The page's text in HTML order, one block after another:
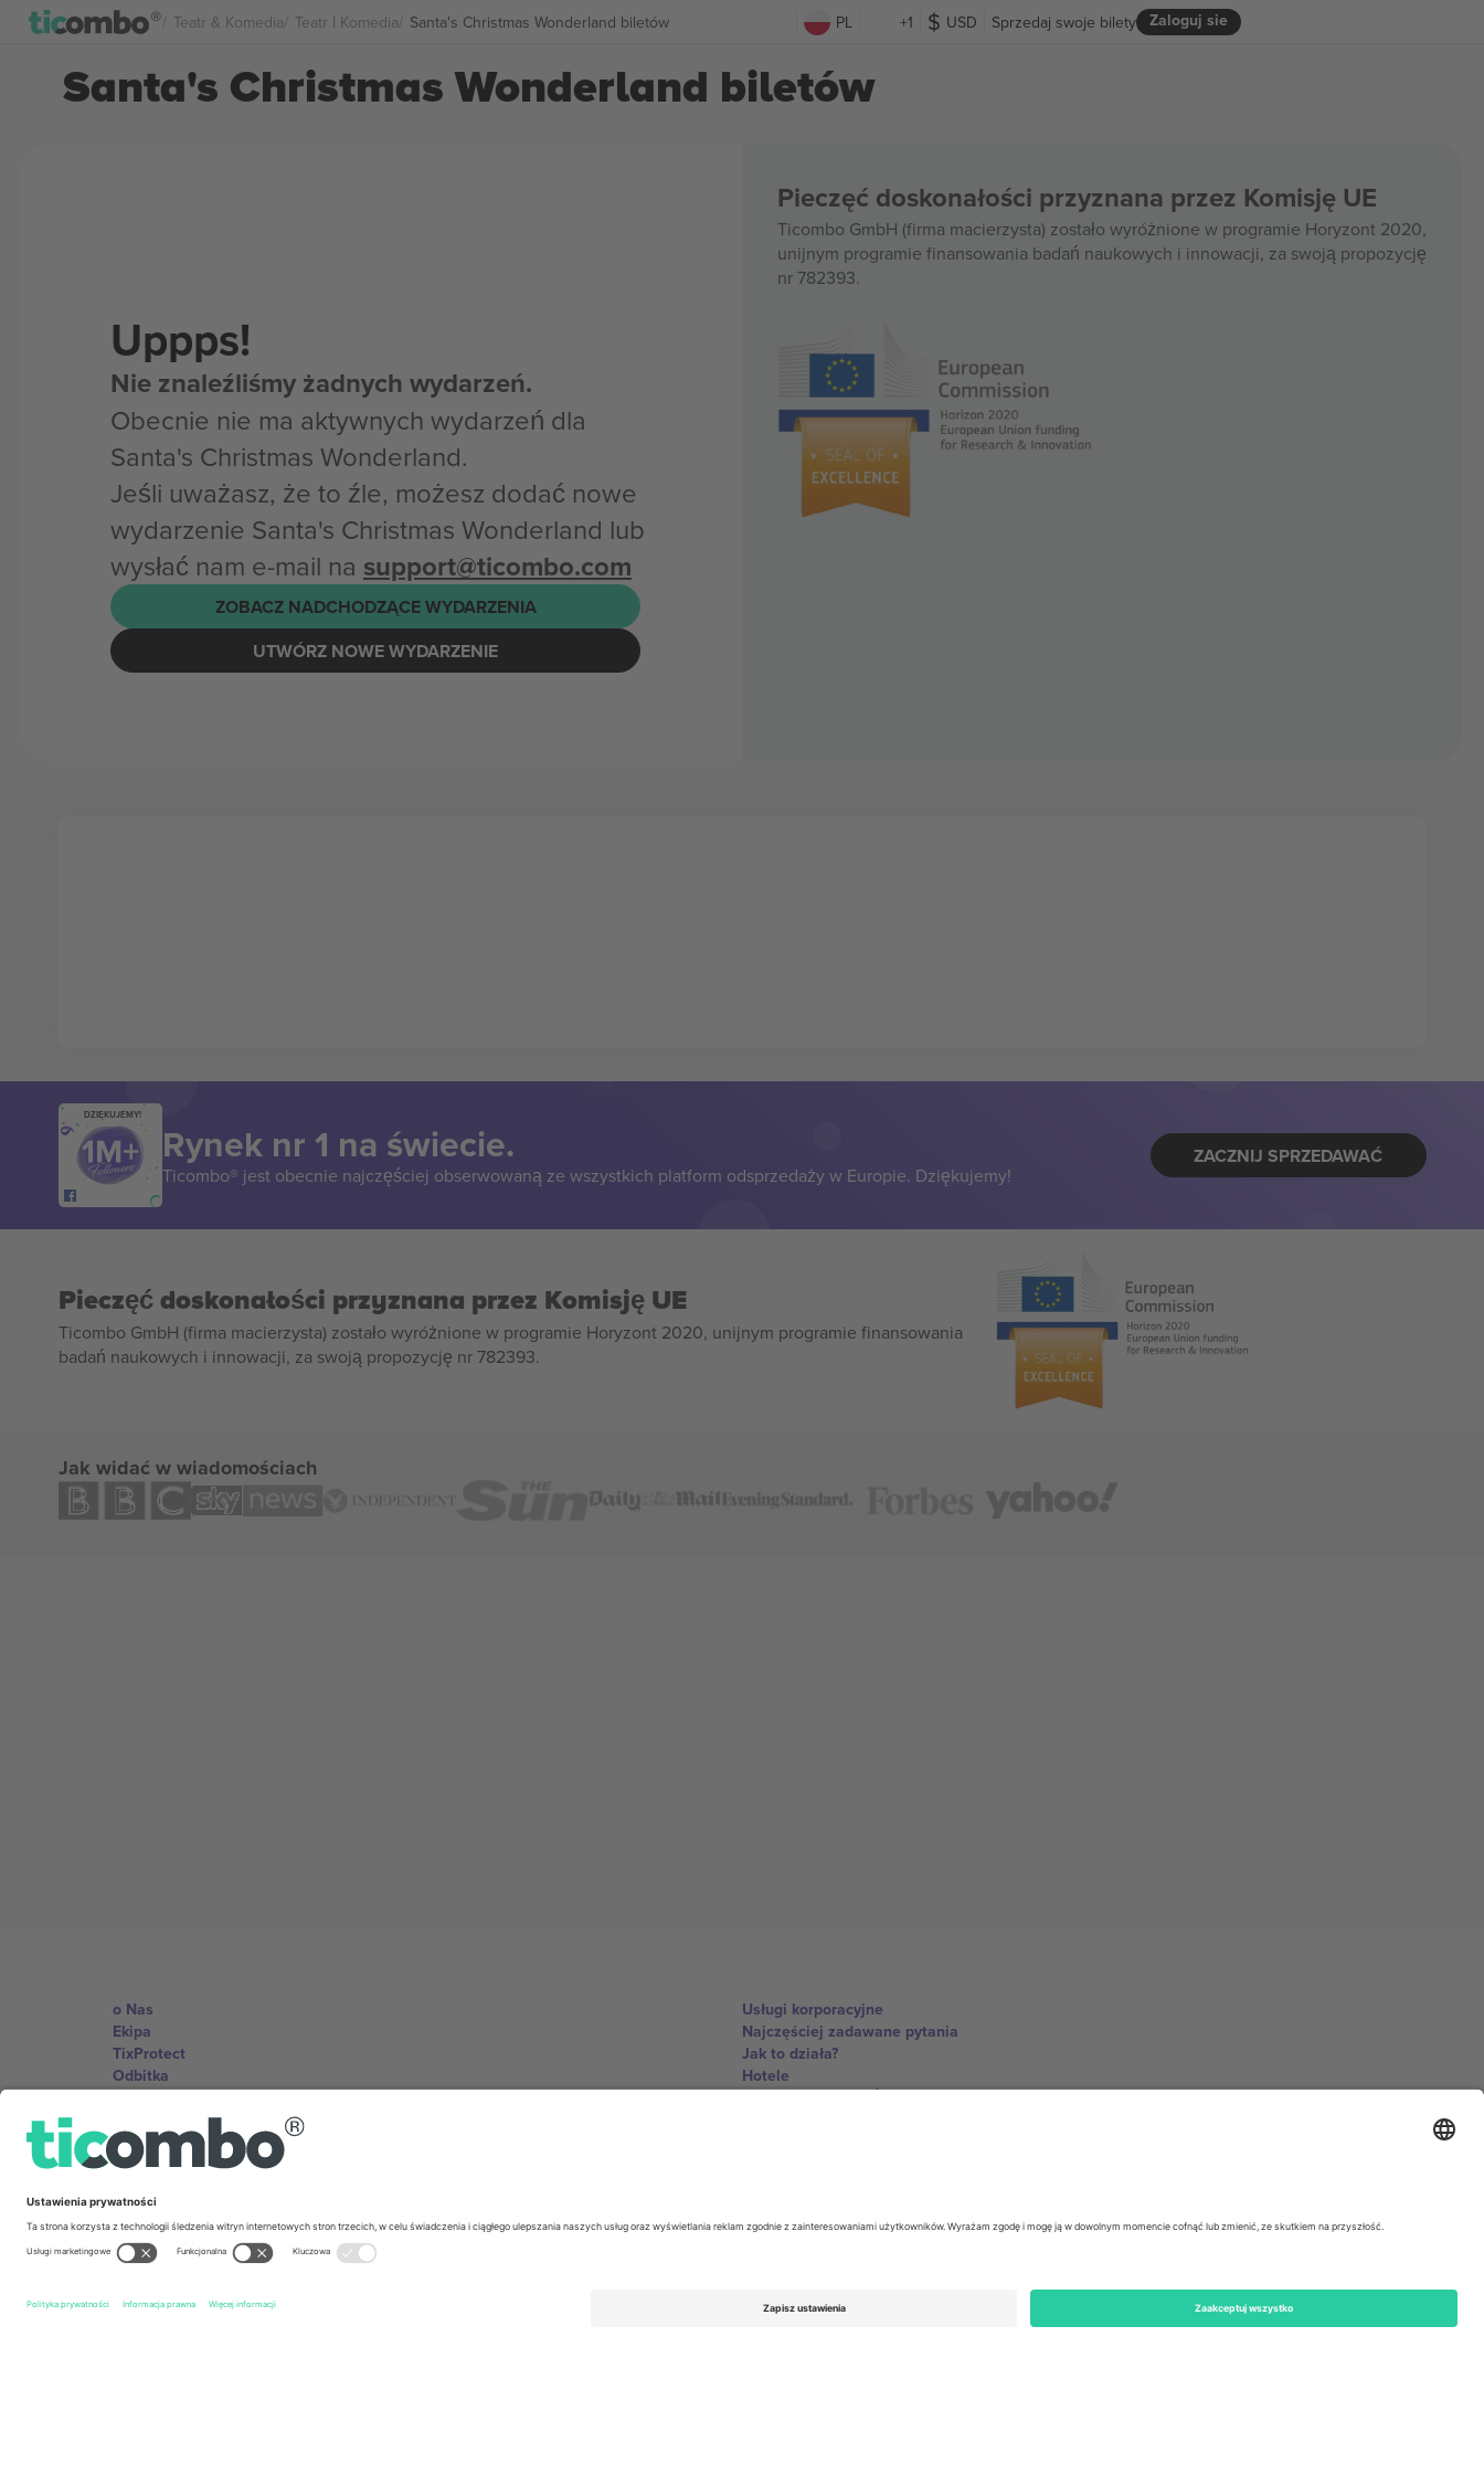
Teatr & Komedia Teatr I Komedia Santa's Christmas Wonderland biletów PL +1 USD Zaloguj sie
Sprzedaj swoje bilety
Santa's Christmas Wonderland biletów
Uppps!
Nie znaleźliśmy żadnych wydarzeń.
Obecnie nie ma aktywnych wydarzeń dla
Santa's Christmas Wonderland.
Jeśli uważasz, że to źle, możesz dodać nowe
wydarzenie Santa's Christmas Wonderland lub
wysłać nam e-mail na support@ticombo.com
ZOBACZ NADCHODZĄCE WYDARZENIA
UTWÓRZ NOWE WYDARZENIE
Pieczęć doskonałości przyznana przez Komisję UE
Ticombo GmbH (firma macierzysta) zostało wyróżnione w programie Horyzont 2020,
unijnym programie finansowania badań naukowych i innowacji, za swoją propozycję
nr 782393.
DZIĘKUJEMY!
Rynek nr 1 na świecie.
Ticombo® jest obecnie najczęściej obserwowaną ze wszystkich platform odsprzedaży w Europie. Dziękujemy!
ZACZNIJ SPRZEDAWAĆ
Pieczęć doskonałości przyznana przez Komisję UE
Ticombo GmbH (firma macierzysta) zostało wyróżnione w programie Horyzont 2020, unijnym programie finansowania
badań naukowych i innowacji, za swoją propozycję nr 782393.
Jak widać w wiadomościach
o Nas
Ekipa
TixProtect
Odbitka
Zasady i warunki
Program partnerski
Usługi korporacyjne
Najczęściej zadawane pytania
Jak to działa?
Hotele
Centrum Pucharu Świata